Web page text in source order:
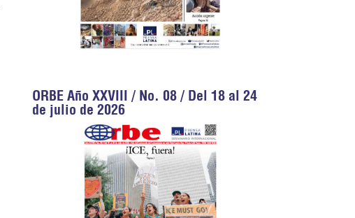
ORBE Año XXVIII / No. 08 / Del 18 al 24
de julio de 2026